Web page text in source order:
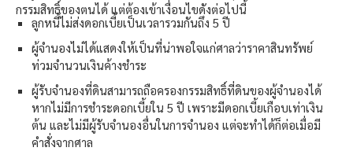
กรรมสิทธิ์ของตนได้ แต่ต้องเข้าเงื่อนไขดังต่อไปนี้
ลูกหนี้ไม่ส่งดอกเบี้ยเป็นเวลารวมกันถึง 5 ปี
ผู้จำนองไม่ได้แสดงให้เป็นที่น่าพอใจแก่ศาลว่าราคาสินทรัพย์
ท่วมจำนวนเงินค้างชำระ
ผู้รับจำนองที่ดินสามารถถือครองกรรมสิทธิ์ที่ดินของผู้จำนองได้
หากไม่มีการชำระดอกเบี้ยใน 5 ปี เพราะมีดอกเบี้ยเกือบเท่าเงิน
ต้น และไม่มีผู้รับจำนองอื่นในการจำนอง แต่จะทำได้ก็ต่อเมื่อมี
คำสั่งจากศาล